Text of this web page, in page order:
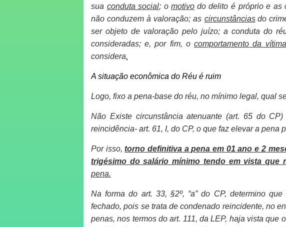
sua conduta social; omotivo do delito é próprio e as
não conduzem à valoração; as circunstâncias do
ser objeto de valoração pelo juízo; a conduta do
consideradas; e, por fim, ocomportamento da
considera.
A situação econômica do Réu é ruim
Logo, fixo a pena-base do réu, no mínimo legal, qual
Não Existe circunstância atenuante (art. 65 do
reincidência- art. 61, I, do CP, o que faz elevar a pena
Por isso,torno definitiva a pena em 01 ano e 2
trigésimo do salário mínimo tendo em vista que
pena.
Na forma do art. 33, §2º, “a” do CP, determino
fechado, pois se trata de condenado reincidente, no
penas, nos termos do art. 111, da LEP, haja vista